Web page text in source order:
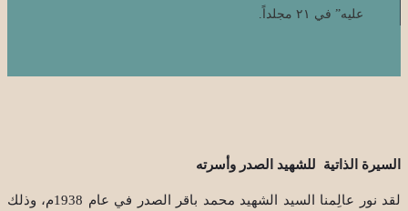
علیه” في ٢١ مجلداً.
السيرة الذاتية للشهيد الصدر وأسرته
لقد نور عالِمنا السيد الشهيد محمد باقر الصدر في عام 1938م، وذلك